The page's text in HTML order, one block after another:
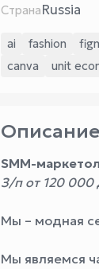
СтранаRussia
ai fashion
canva
unit
SMM-
З/п от 120 000
Мы – модная
Мы являемся